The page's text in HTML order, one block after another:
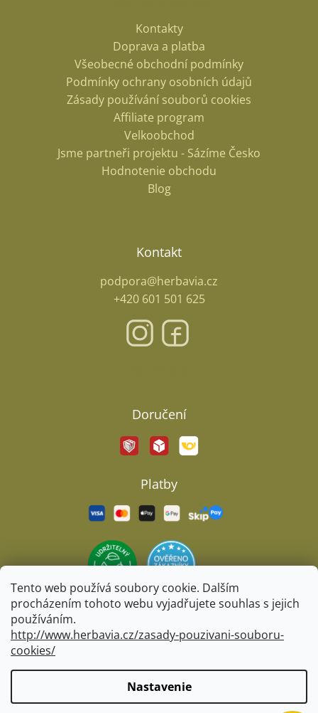
Tento web používá soubory cookie. Dalším
procházením tohoto webu vyjadřujete souhlas s jejich
používáním.
http://www.herbavia.cz/zasady-pouzivani-souboru-
cookies/
Nastavenie
Kontakty
Doprava a platba
Všeobecné obchodní podmínky
Podmínky ochrany osobních údajů
Zásady používání souborů cookies
Affiliate program
Velkoobchod
Jsme partneři projektu - Sázíme Česko
Hodnotenie obchodu
Blog
Kontakt
podpora@herbavia.cz
+420 601 501 625
Doručení
Platby